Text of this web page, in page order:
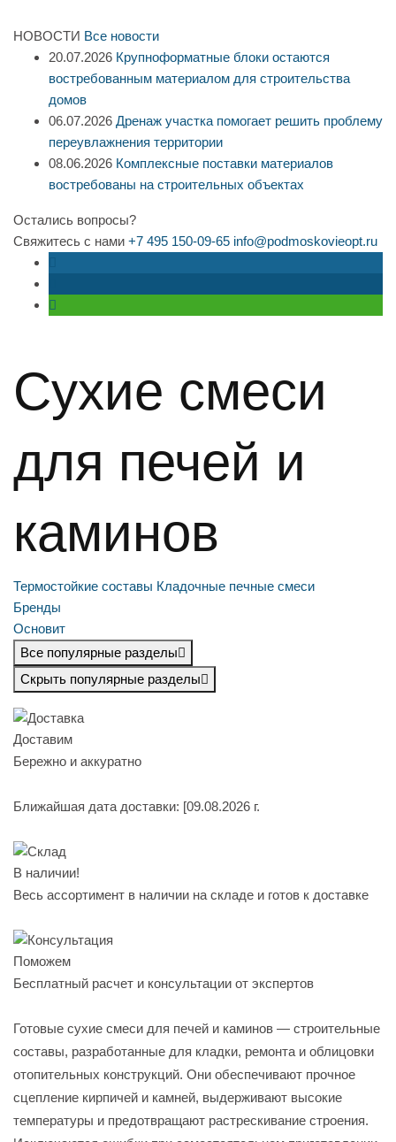
НОВОСТИ Все новости
20.07.2026 Крупноформатные блоки остаются
востребованным материалом для строительства
домов
06.07.2026 Дренаж участка помогает решить проблему
переувлажнения территории
08.06.2026 Комплексные поставки материалов
востребованы на строительных объектах
Остались вопросы?
Свяжитесь с нами +7 495 150-09-65 info@podmoskovieopt.ru
Сухие смеси
для печей и
каминов
Термостойкие составы Кладочные печные смеси
Бренды
Основит
Все популярные разделы
Скрыть популярные разделы
Доставим
Бережно и аккуратно
Ближайшая дата доставки: [09.08.2026 г.
В наличии!
Весь ассортимент в наличии на складе и готов к доставке
Поможем
Бесплатный расчет и консультации от экспертов
Готовые сухие смеси для печей и каминов — строительные
составы, разработанные для кладки, ремонта и облицовки
отопительных конструкций. Они обеспечивают прочное
сцепление кирпичей и камней, выдерживают высокие
температуры и предотвращают растрескивание строения.